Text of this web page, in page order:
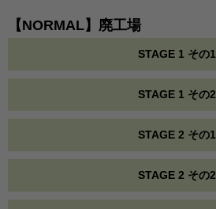
【NORMAL】廃工場
STAGE 1 その1
STAGE 1 その2
STAGE 2 その1
STAGE 2 その2